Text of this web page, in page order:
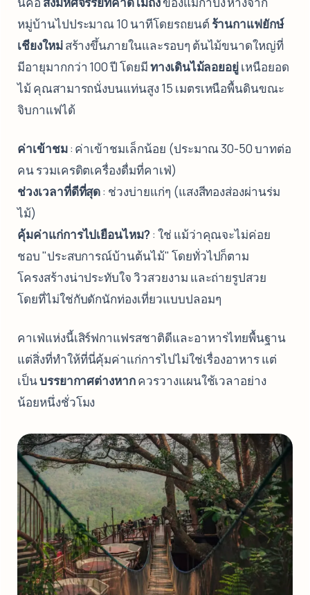
หมู่บ้านไปประมาณ 10 นาทีโดยรถยนต์ร้านกาแฟยักษ์
เชียงใหม่สร้างขึ้นภายในและรอบๆ ต้นไม้ขนาดใหญ่ที่
มีอายุมากกว่า 100 ปี โดยมีทางเดินไม้ลอยอยู่เหนือยอด
ไม้ คุณสามารถนั่งบนแท่นสูง 15 เมตรเหนือพื้นดินขณะ
จิบกาแฟได้
ค่าเข้าชม: ค่าเข้าชมเล็กน้อย (ประมาณ 30-50 บาทต่อ
คน รวมเครดิตเครื่องดื่มที่คาเฟ่)
ช่วงเวลาที่ดีที่สุด: ช่วงบ่ายแก่ๆ (แสงสีทองส่องผ่านร่ม
ไม้)
คุ้มค่าแก่การไปเยือนไหม?: ใช่ แม้ว่าคุณจะไม่ค่อย
ชอบ "ประสบการณ์บ้านต้นไม้" โดยทั่วไปก็ตาม
โครงสร้างน่าประทับใจ วิวสวยงาม และถ่ายรูปสวย
โดยที่ไม่ใช่กับดักนักท่องเที่ยวแบบปลอมๆ
คาเฟ่แห่งนี้เสิร์ฟกาแฟรสชาติดีและอาหารไทยพื้นฐาน
แต่สิ่งที่ทำให้ที่นี่คุ้มค่าแก่การไปไม่ใช่เรื่องอาหาร แต่
เป็นบรรยากาศต่างหากควรวางแผนใช้เวลาอย่าง
น้อยหนึ่งชั่วโมง